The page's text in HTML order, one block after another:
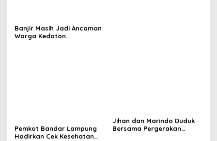
Banjir Masih Jadi Ancaman
Warga Kedaton
Pemkot Bandar Lampung
Hadirkan Cek Kesehatan
Jihan dan Marindo Duduk
Bersama Pergerakan